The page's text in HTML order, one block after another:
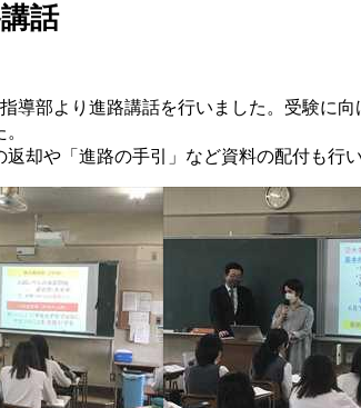
話
導部より進路講話を行いました。受験に
却や「進路の手引」など資料の配付も行